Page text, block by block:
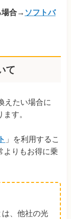
場合→ ソフトバ
て
えたい場合に
す。
」を利用するこ
よりもお得に乗
は、他社の光